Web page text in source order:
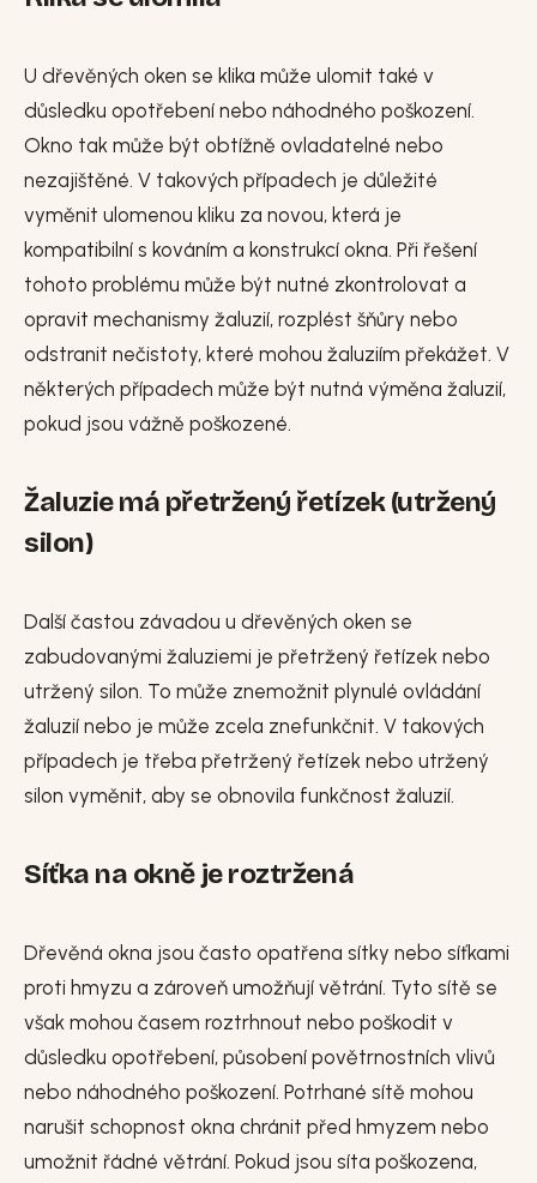
U dřevěných oken se klika může ulomit také v
důsledku opotřebení nebo náhodného poškození.
Okno tak může být obtížně ovladatelné nebo
nezajištěné. V takových případech je důležité
vyměnit ulomenou kliku za novou, která je
kompatibilní s kováním a konstrukcí okna. Při řešení
tohoto problému může být nutné zkontrolovat a
opravit mechanismy žaluzií, rozplést šňůry nebo
odstranit nečistoty, které mohou žaluziím překážet. V
některých případech může být nutná výměna žaluzií,
pokud jsou vážně poškozené.
Žaluzie má přetržený řetízek (utržený
silon)
Další častou závadou u dřevěných oken se
zabudovanými žaluziemi je přetržený řetízek nebo
utržený silon. To může znemožnit plynulé ovládání
žaluzií nebo je může zcela znefunkčnit. V takových
případech je třeba přetržený řetízek nebo utržený
silon vyměnit, aby se obnovila funkčnost žaluzií.
Síťka na okně je roztržená
Dřevěná okna jsou často opatřena sítky nebo síťkami
proti hmyzu a zároveň umožňují větrání. Tyto sítě se
však mohou časem roztrhnout nebo poškodit v
důsledku opotřebení, působení povětrnostních vlivů
nebo náhodného poškození. Potrhané sítě mohou
narušit schopnost okna chránit před hmyzem nebo
umožnit řádné větrání. Pokud jsou síta poškozena,